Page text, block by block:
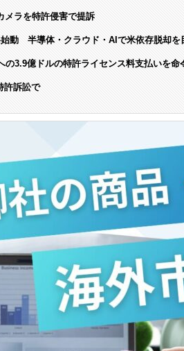
メラを特許侵害で提訴
動 半導体・クラウド・AIで米依存脱却を
の3.9億ドルの特許ライセンス料支払いを命
許訴訟で